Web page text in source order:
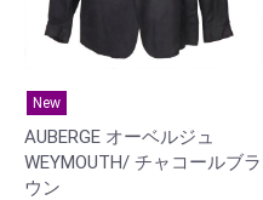
New
AUBERGE オーベルジュ
WEYMOUTH/ チャコールブラ
ウン